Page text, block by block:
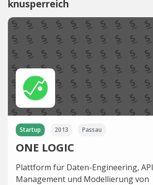
knusperreich
Startup 2013 Passau
ONE LOGIC
Plattform für Daten-Engineering, API
Management und Modellierung von